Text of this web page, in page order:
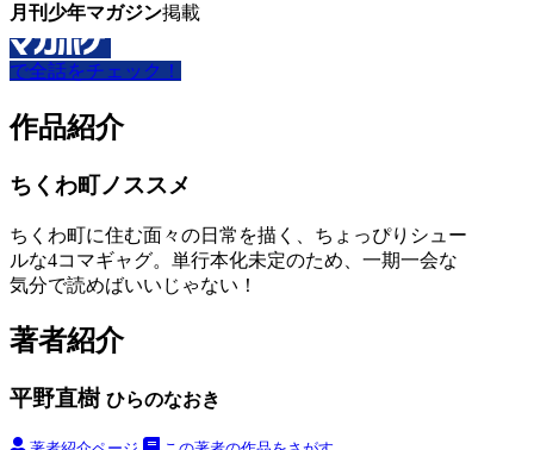
月刊少年マガジン掲載
で全話をチェック！
作品紹介
ちくわ町ノススメ
ちくわ町に住む面々の日常を描く、ちょっぴりシュー
ルな4コマギャグ。単行本化未定のため、一期一会な
気分で読めばいいじゃない！
著者紹介
平野直樹 ひらのなおき